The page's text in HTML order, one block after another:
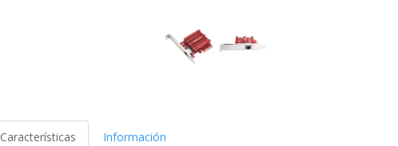
Características Información